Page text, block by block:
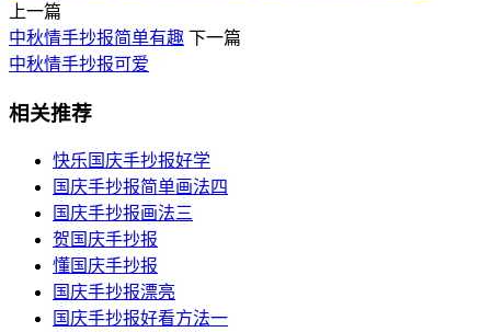
上一篇
中秋情手抄报简单有趣 下一篇
中秋情手抄报可爱
相关推荐
快乐国庆手抄报好学
国庆手抄报简单画法四
国庆手抄报画法三
贺国庆手抄报
懂国庆手抄报
国庆手抄报漂亮
国庆手抄报好看方法一